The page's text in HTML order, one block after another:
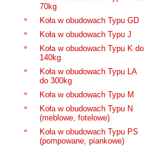
70kg
Koła w obudowach Typu GD
Koła w obudowach Typu J
Koła w obudowach Typu K do
140kg
Koła w obudowach Typu LA
do 300kg
Koła w obudowach Typu M
Koła w obudowach Typu N
(meblowe, fotelowe)
Koła w obudowach Typu PS
(pompowane, piankowe)